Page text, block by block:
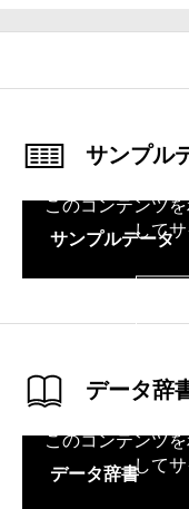
サンプル
サンプルデータ
このコンテンツ
して
データ辞
データ辞書
このコンテンツ
して